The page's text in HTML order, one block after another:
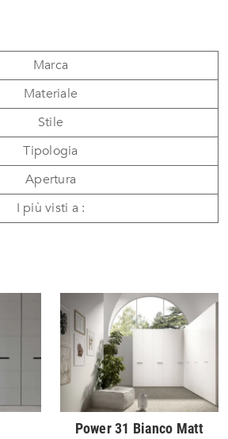
Marca
Materiale
Stile
Tipologia
Apertura
I più visti a :
Power 31 Bianco Matt